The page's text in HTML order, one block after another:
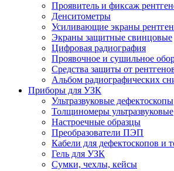
Проявитель и фиксаж
Денситометры
Усиливающие экраны
Экраны защитные свинцовые
Цифровая радиография
Проявочное и сушильное
Средства защиты от
Альбом радиографических
Приборы для УЗК
Ультразвуковые дефектоскопы
Толщиномеры ультразвуковые
Настроечные образцы
Преобразователи ПЭП
Кабели для дефектоскопов и
Гель для УЗК
Сумки, чехлы, кейсы